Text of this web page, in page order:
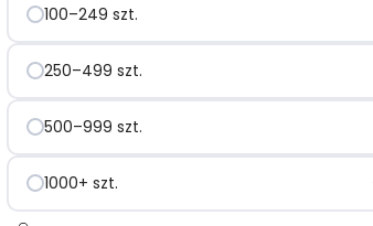
100–249 szt.
250–499 szt.
500–999 szt.
1000+ szt.